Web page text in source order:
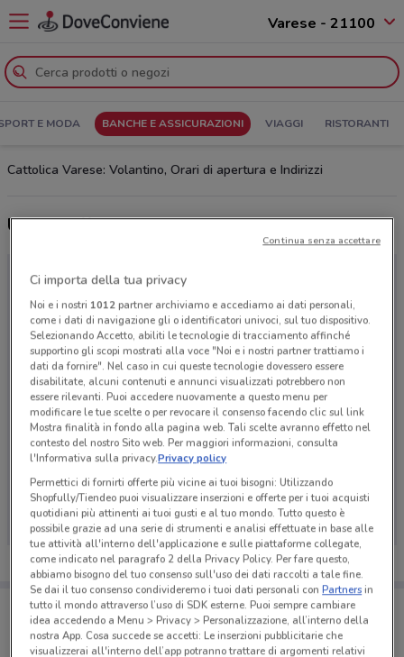
Varese - 21100
E MODA BANCHE E ASSICURAZIONI VIAGGI RISTORANTI
Cattolica Varese: Volantino, Orari di apertura e Indirizzi
Ultime offerte del volantino Cattolica
Ci dispiace, al momento non abbiamo pubblicato
volantini nella tua zona. Riprova più tardi.
Porta DoveConviene sempre con te!
Puoi trovare le migliori offerte dei negozi vicino a te,
salvarle e creare la tua lista del risparmio, comodamente
dal tuo cellulare.
Ci importa della tua privacy
Noi e i nostri 1012partner archiviamo e accediamo ai dati personali,
come i dati di navigazione gli o identificatori univoci, sul tuo dispositivo.
Selezionando Accetto, abiliti le tecnologie di tracciamento affinché
supportino gli scopi mostrati alla voce "Noi e i nostri partner trattiamo i
dati da fornire". Nel caso in cui queste tecnologie dovessero essere
disabilitate, alcuni contenuti e annunci visualizzati potrebbero non
essere rilevanti. Puoi accedere nuovamente a questo menu per
modificare le tue scelte o per revocare il consenso facendo clic sul link
Mostra finalità in fondo alla pagina web. Tali scelte avranno effetto nel
contesto del nostro Sito web. Per maggiori informazioni, consulta
l'Informativa sulla privacy.Privacy policy
Permettici di fornirti offerte più vicine ai tuoi bisogni: Utilizzando
Shopfully/Tiendeo puoi visualizzare inserzioni e offerte per i tuoi acquisti
quotidiani più attinenti ai tuoi gusti e al tuo mondo. Tutto questo è
possibile grazie ad una serie di strumenti e analisi effettuate in base alle
tue attività all'interno dell'applicazione e sulle piattaforme collegate,
come indicato nel paragrafo 2 della Privacy Policy. Per fare questo,
abbiamo bisogno del tuo consenso sull'uso dei dati raccolti a tale fine.
Se dai il tuo consenso condivideremo i tuoi dati personali conPartnersin
tutto il mondo attraverso l’uso di SDK esterne. Puoi sempre cambiare
idea accedendo a Menu > Privacy > Personalizzazione, all’interno della
nostra App. Cosa succede se accetti: Le inserzioni pubblicitarie che
visualizzerai all'interno dell’app potranno trattare di argomenti relativi
Continua senza accettare